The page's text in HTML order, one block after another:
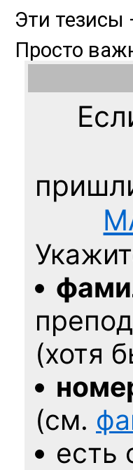
(хотя
(см.
есть